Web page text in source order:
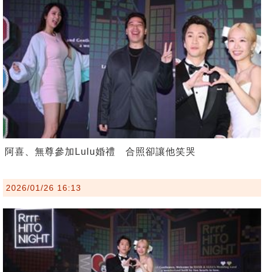
阿喜、無尊參加Lulu婚禮 合照卻讓他笑哭
2026/01/26 16:13